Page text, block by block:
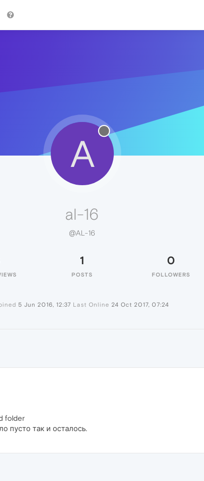
A
al-16
@AL-16
1
POSTS
0
FOLLOWERS
5 Jun 2016, 12:37 Last Online 24 Oct 2017, 07:24
folder
пусто так и осталось.